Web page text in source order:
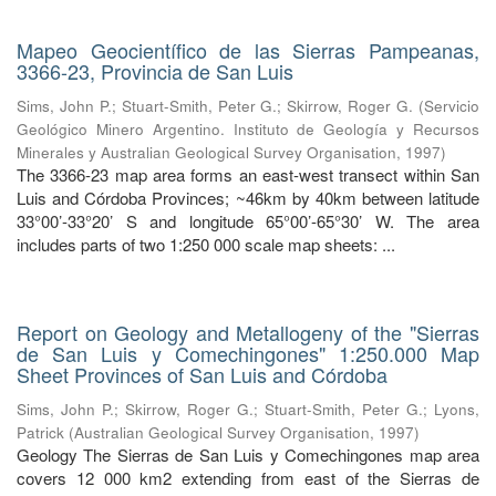
Mapeo Geocientífico de las Sierras Pampeanas,
3366-23, Provincia de San Luis
Sims, John P.; Stuart-Smith, Peter G.;Skirrow, Roger G. (Servicio
Geológico Minero Argentino. Instituto de Geología y Recursos
Minerales y Australian Geological Survey Organisation, 1997)
The 3366-23 map area forms an east-west transect within San
Luis and Córdoba Provinces; ~46km by 40km between latitude
33°00’-33°20’ S and longitude 65°00’-65°30’ W. The area
includes parts of two 1:250 000 scale map sheets: ...
Report on Geology and Metallogeny of the "Sierras
de San Luis y Comechingones" 1:250.000 Map
Sheet Provinces of San Luis and Córdoba
Sims, John P.; Skirrow, Roger G.; Stuart-Smith, Peter G.; Lyons,
Patrick (Australian Geological Survey Organisation, 1997)
Geology The Sierras de San Luis y Comechingones map area
covers 12 000 km2 extending from east of the Sierras de